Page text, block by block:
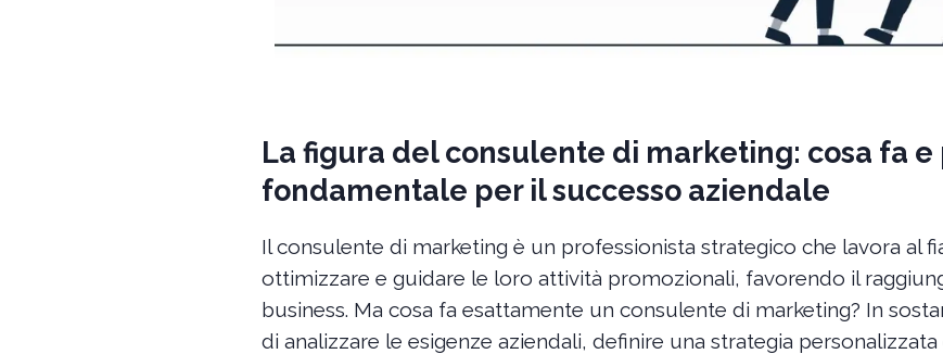
La figura del consulente di marketing: cosa fa e
fondamentale per il successo aziendale
Il consulente di marketing è un professionista strategico che lavora al
ottimizzare e guidare le loro attività promozionali, favorendo il
business. Ma cosa fa esattamente un consulente di marketing? In
di analizzare le esigenze aziendali, definire una strategia